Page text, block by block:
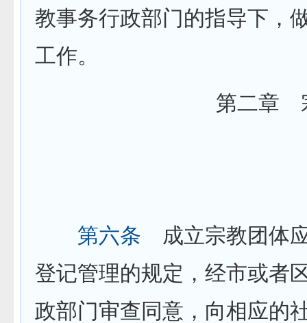
教事务行政部门的指导下，
工作。
第二章
第六条 成立宗教团体
登记管理的规定，经市或者
政部门审查同意，向相应的